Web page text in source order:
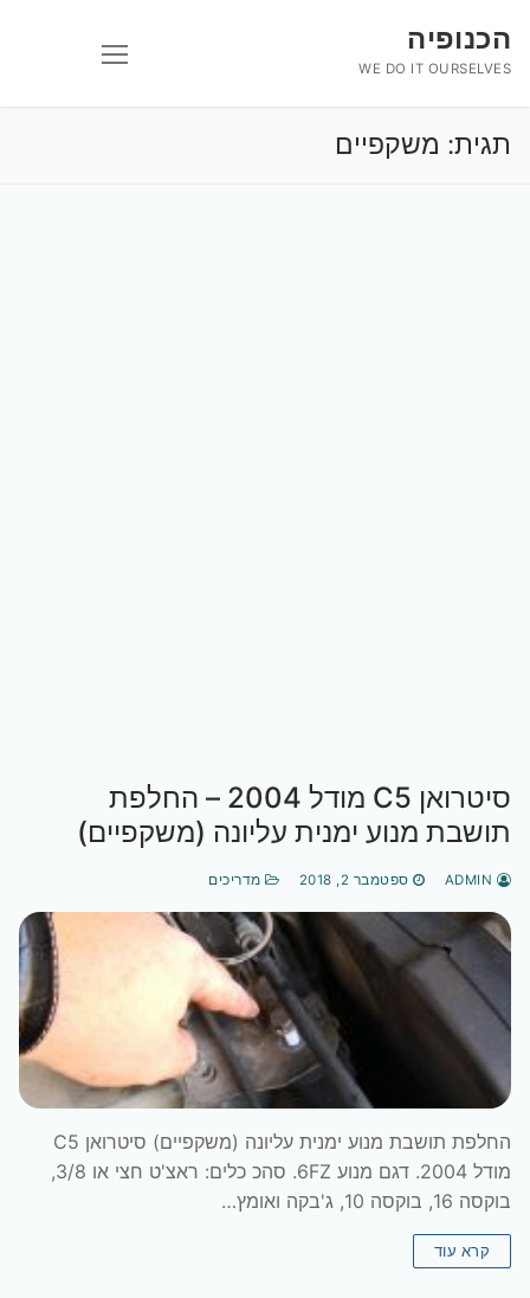
לתוכןהכנופיה
WE DO IT OURSELVES
תגית: משקפיים
סיטרואן C5 מודל 2004 – החלפת
תושבת מנוע ימנית עליונה (משקפיים)
ספטמבר 2, 2018 מדריכים
החלפת תושבת מנוע ימנית עליונה (משקפיים) סיטרואן C5
מודל 2004. דגם מנוע 6FZ. סהכ כלים: ראצ'ט חצי או 3/8,
בוקסה 16, בוקסה 10, ג'בקה ואומץ…
קרא עוד